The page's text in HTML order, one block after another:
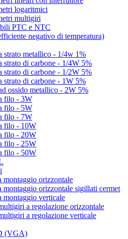
logaritmici
multigiri
PTC e NTC
negativo di temperatura)
strato metallico - 1/4w 1%
strato di carbone - 1/4W 5%
strato di carbone - 1/2W 5%
strato di carbone - 1W 5%
ossido metallico - 2W 5%
filo - 3W
filo - 5W
filo - 7W
filo - 10W
filo - 20W
filo - 25W
filo - 50W
montaggio orizzontale
montaggio orizzontale sigillati cermet
montaggio verticale
a regolazione orizzontale
a regolazione verticale
(VGA)